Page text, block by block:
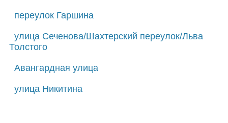
переулок Гаршина
улица Сеченова/Шахтерский переулок/Льва
Толстого
Авангардная улица
улица Никитина